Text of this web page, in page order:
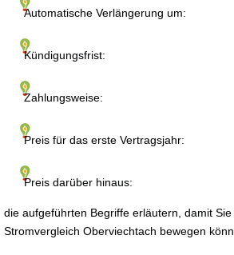
Automatische Verlängerung um:
Kündigungsfrist:
Zahlungsweise:
Preis für das erste Vertragsjahr:
Preis darüber hinaus:
die aufgeführten Begriffe erläutern, damit Sie
Stromvergleich Oberviechtach bewegen